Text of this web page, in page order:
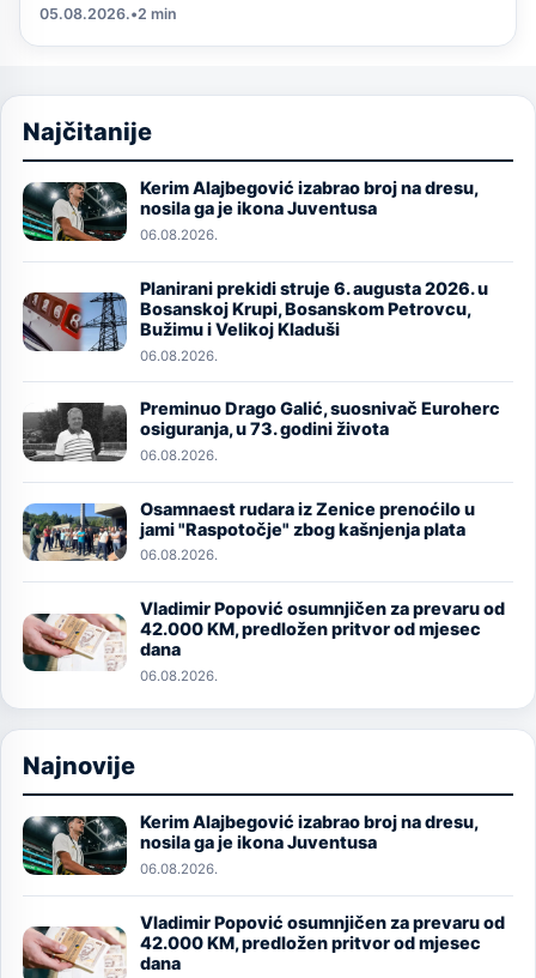
05.08.2026.•2 min
Najčitanije
Image
Kerim Alajbegović izabrao broj na dresu,
nosila ga je ikona Juventusa
06.08.2026.
Image
Planirani prekidi struje 6. augusta 2026. u
Bosanskoj Krupi, Bosanskom Petrovcu,
Bužimu i Velikoj Kladuši
06.08.2026.
Image
Preminuo Drago Galić, suosnivač Euroherc
osiguranja, u 73. godini života
06.08.2026.
Image
Osamnaest rudara iz Zenice prenoćilo u
jami "Raspotočje" zbog kašnjenja plata
06.08.2026.
Image
Vladimir Popović osumnjičen za prevaru od
42.000 KM, predložen pritvor od mjesec
dana
06.08.2026.
Najnovije
Image
Kerim Alajbegović izabrao broj na dresu,
nosila ga je ikona Juventusa
06.08.2026.
Image
Vladimir Popović osumnjičen za prevaru od
42.000 KM, predložen pritvor od mjesec
dana